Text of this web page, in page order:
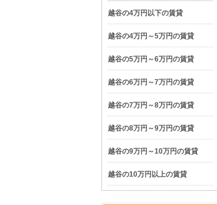
越谷の4万円以下の賃貸
越谷の4万円～5万円の賃貸
越谷の5万円～6万円の賃貸
越谷の6万円～7万円の賃貸
越谷の7万円～8万円の賃貸
越谷の8万円～9万円の賃貸
越谷の9万円～10万円の賃貸
越谷の10万円以上の賃貸